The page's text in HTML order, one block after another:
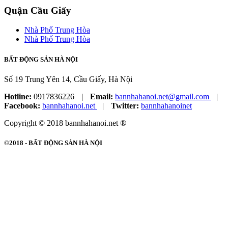
Quận Cầu Giấy
Nhà Phố Trung Hòa
Nhà Phố Trung Hòa
BẤT ĐỘNG SẢN HÀ NỘI
Số 19 Trung Yên 14, Cầu Giấy, Hà Nội
Hotline: 0917836226 | Email: bannhahanoi.net@gmail.com
|
Facebook: bannhahanoi.net | Twitter: bannhahanoinet
Copyright © 2018 bannhahanoi.net ®
©2018 - BẤT ĐỘNG SẢN HÀ NỘI